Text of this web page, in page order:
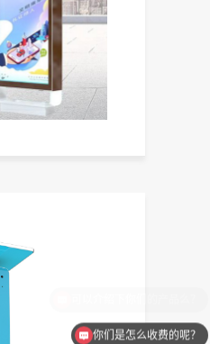
你们是怎么收费的呢？